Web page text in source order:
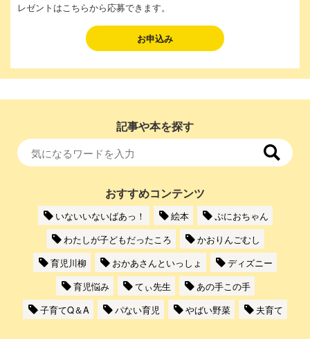
レゼントはこちらから応募できます。
お申込み
記事や本を探す
おすすめコンテンツ
いないいないばあっ！ 絵本
ぷにおちゃん
わたしが子どもだったころ
かおりんごむし
育児川柳
おかあさんといっしょ
ディズニー
育児悩み
てぃ先生
あの手この手
子育てQ＆A
パない育児 やばい野菜 夫育て